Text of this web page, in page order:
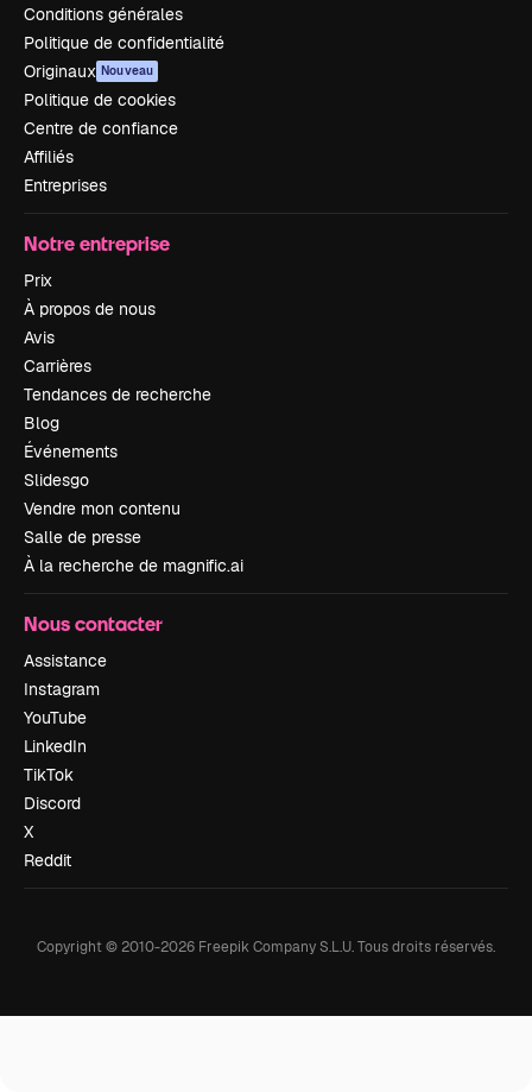
Conditions générales
Politique de confidentialité
Originaux Nouveau
Politique de cookies
Centre de confiance
Affiliés
Entreprises
Notre entreprise
Prix
À propos de nous
Avis
Carrières
Tendances de recherche
Blog
Événements
Slidesgo
Vendre mon contenu
Salle de presse
À la recherche de magnific.ai
Nous contacter
Assistance
Instagram
YouTube
LinkedIn
TikTok
Discord
X
Reddit
Copyright © 2010-2026 Freepik Company S.L.U.Tous droits réservés.